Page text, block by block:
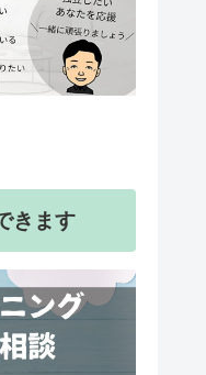
きます